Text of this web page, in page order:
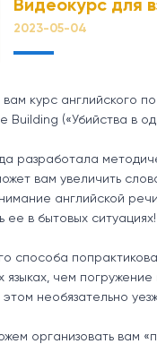
Видеокурс для
2023-05-04
курс английского
Building («Убийства в
разработала
вам увеличить
английской
ее в бытовых ситуациях!
способа
языках, чем погружение
необязательно
организовать вам